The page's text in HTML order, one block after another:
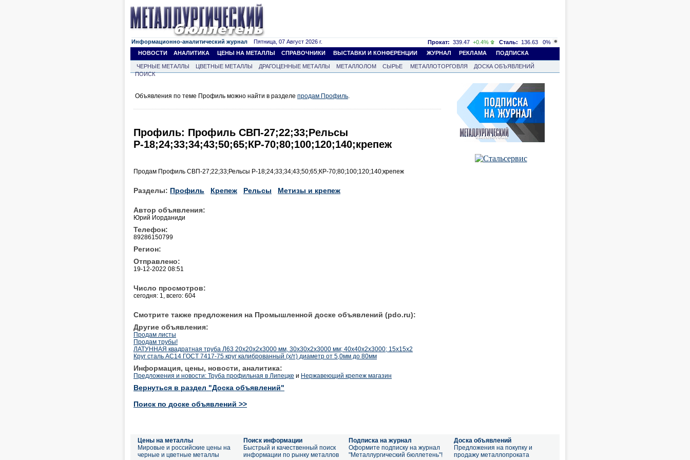
Информационно-аналитический журнал Пятница, 07 Август 2026 г. Прокат: 339.47 +0.4% Сталь: 136.63
0%
НОВОСТИ
АНАЛИТИКА ЦЕНЫ НА МЕТАЛЛЫ СПРАВОЧНИКИ ВЫСТАВКИ И КОНФЕРЕНЦИИ ЖУРНАЛ РЕКЛАМА ПОДПИСКА
ЧЕРНЫЕ МЕТАЛЛЫ ЦВЕТНЫЕ МЕТАЛЛЫ ДРАГОЦЕННЫЕ МЕТАЛЛЫ МЕТАЛЛОЛОМ СЫРЬЕ МЕТАЛЛОТОРГОВЛЯ
ДОСКА ОБЪЯВЛЕНИЙ
ПОИСК
Объявления по теме Профиль можно найти в разделе продам Профиль.
Профиль: Профиль СВП-27;22;33;Рельсы
Р-18;24;33;34;43;50;65;КР-70;80;100;120;140;крепеж
Продам Профиль СВП-27;22;33;Рельсы Р-18;24;33;34;43;50;65;КР-70;80;100;120;140;крепеж
Разделы: Профиль Крепеж Рельсы Метизы и крепеж
Автор объявления:
Юрий Иорданиди
Телефон:
89286150799
Регион:
Отправлено:
19-12-2022 08:51
Число просмотров:
сегодня: 1, всего: 604
Смотрите также предложения на Промышленной доске объявлений (pdo.ru):
Другие объявления:
Продам листы
Продам трубы!
ЛАТУННАЯ квадратная труба Л63 20х20х2х3000 мм, 30х30х2х3000 мм; 40х40х2х3000; 15х15х2
Круг сталь АС14 ГОСТ 7417-75 круг калиброванный (х/т) диаметр от 5,0мм до 80мм
Информация, цены, новости, аналитика:
Предложения и новости: Труба профильная в Липецке и Нержавеющий крепеж магазин
Вернуться в раздел "Доска объявлений"
Поиск по доске объявлений >>
Цены на металлы
Мировые и российские цены на
черные и цветные металлы
Поиск информации
Быстрый и качественный поиск
информации по рынку металлов
Подписка на журнал
Оформите подписку на журнал
"Металлургический бюллетень"!
Доска объявлений
Предложения на покупку и
продажу металлопроката